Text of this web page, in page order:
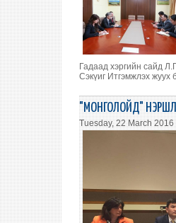
Гадаад хэргийн сайд
Сэкүиг Итгэмжлэх жуух
"МОНГОЛОЙД"
Tuesday, 22 March 2016